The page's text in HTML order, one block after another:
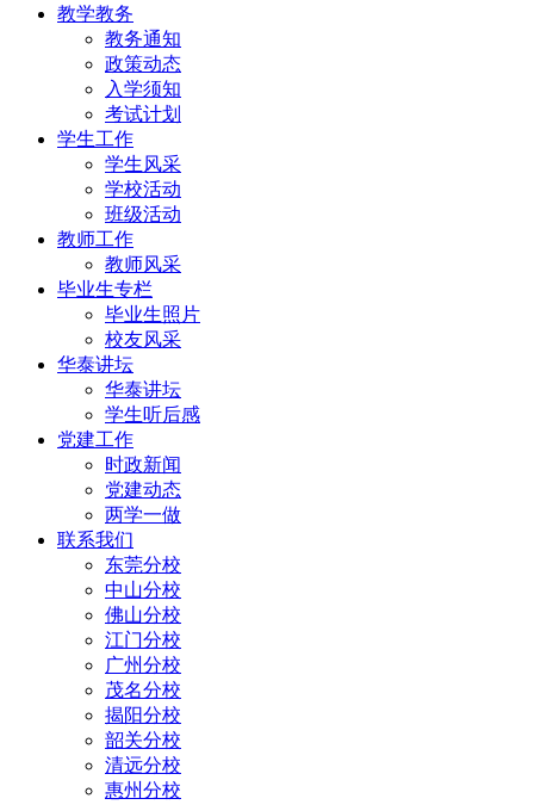
教学教务
教务通知
政策动态
入学须知
考试计划
学生工作
学生风采
学校活动
班级活动
教师工作
教师风采
毕业生专栏
毕业生照片
校友风采
华泰讲坛
华泰讲坛
学生听后感
党建工作
时政新闻
党建动态
两学一做
联系我们
东莞分校
中山分校
佛山分校
江门分校
广州分校
茂名分校
揭阳分校
韶关分校
清远分校
惠州分校